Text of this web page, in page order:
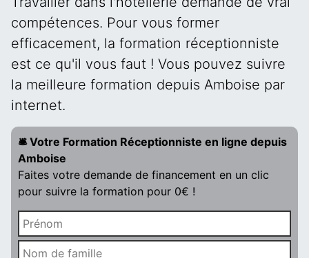
compétences. Pour vous former
efficacement, la formation réceptionniste
est ce qu'il vous faut ! Vous pouvez suivre
la meilleure formation depuis Amboise par
internet.
🛎️ Votre Formation Réceptionniste en ligne depuis
Amboise
Faites votre demande de financement en un clic
pour suivre la formation pour 0€ !